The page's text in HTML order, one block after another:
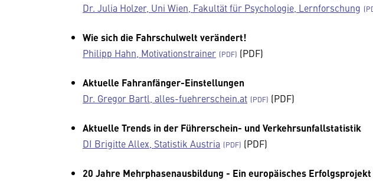
Dr. Julia Holzer, Uni Wien, Fakultät für Psychologie, Lernforschung
Wie sich die Fahrschulwelt verändert!
Philipp Hahn, Motivationstrainer (PDF)
Aktuelle Fahranfänger-Einstellungen
Dr. Gregor Bartl, alles-fuehrerschein.at (PDF)
Aktuelle Trends in der Führerschein- und Verkehrsunfallstatistik
DI Brigitte Allex, Statistik Austria (PDF)
20 Jahre Mehrphasenausbildung - Ein europäisches